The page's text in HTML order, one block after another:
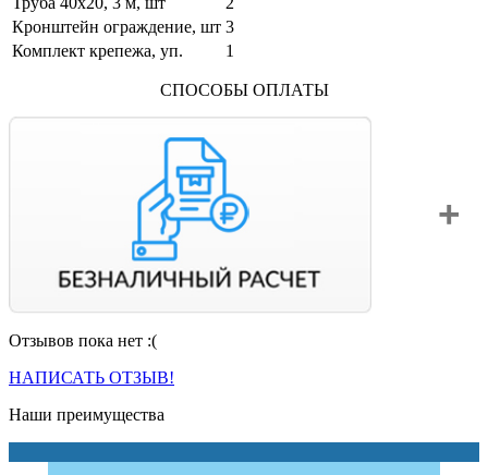
Кронштейн ограждение, шт 3
Комплект крепежа, уп.
1
СПОСОБЫ ОПЛАТЫ
Вы можете оплатить свой заказ по безналичному расчету
счет на оплату.
Отзывов пока нет :(
НАПИСАТЬ ОТЗЫВ!
Наши преимущества